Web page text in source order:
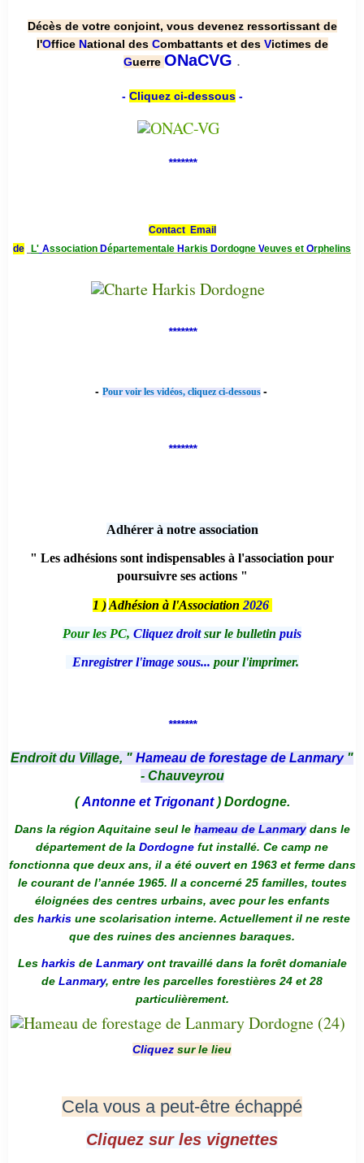
Décès de votre conjoint, vous devenez ressortissant de
l'Office National des Combattants et des Victimes de
Guerre ONaCVG .
- Cliquez ci-dessous-
*******
Contact Email
de
L' Association Départementale Harkis Dordogne Veuves et Orphelins
*******
- Pour voir les vidéos, cliquez ci-dessous -
*******
Adhérer à notre association
" Les adhésions sont indispensables à l'association pour
poursuivre ses actions "
1 ) Adhésion à l'Association 2026
Pour les PC, Cliquez droitsur le bulletin puis
Enregistrer l'image sous... pour l'imprimer.
*******
Endroit du Village, " Hameau de forestage de Lanmary "
- Chauveyrou
(Antonne et Trigonant) Dordogne.
Dans la région Aquitaine seul le hameau de Lanmarydans le
département de la Dordogne fut installé. Ce camp ne
fonctionna que deux ans, il a été ouvert en 1963 et ferme dans
le courant de l’année 1965. Il a concerné 25 familles, toutes
éloignées des centres urbains, avec pour les enfants
des harkis une scolarisation interne. Actuellement il ne reste
que des ruines des anciennes baraques.
Les harkis de Lanmaryont travaillé dans la forêt domaniale
de Lanmary, entre les parcelles forestières 24 et 28
particulièrement.
Cliquez sur le lieu
Cela vous a peut-être échappé
Cliquez sur les vignettes